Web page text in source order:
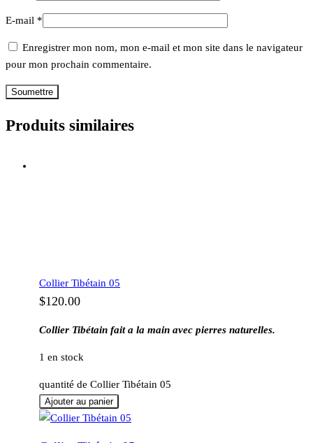
E-mail *
Enregistrer mon nom, mon e-mail et mon site dans le navigateur
pour mon prochain commentaire.
Produits similaires
Collier Tibétain 05
$120.00
Collier Tibétain fait a la main avec pierres naturelles.
1 en stock
quantité de Collier Tibétain 05
Ajouter au panier